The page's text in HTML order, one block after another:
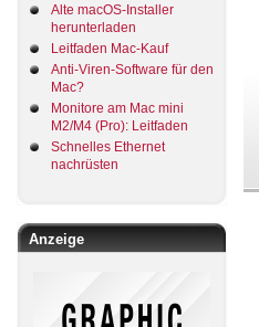
Alte macOS-Installer
herunterladen
Leitfaden Mac-Kauf
Anti-Viren-Software für den
Mac?
Monitore am Mac mini
M2/M4 (Pro): Leitfaden
Schnelles Ethernet
nachrüsten
Anzeige